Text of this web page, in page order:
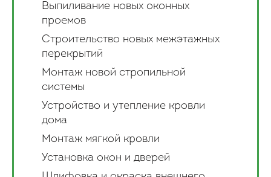
Выпиливание новых оконных
проемов
Строительство новых межэтажных
перекрытий
Монтаж новой стропильной
системы
Устройство и утепление кровли
дома
Монтаж мягкой кровли
Установка окон и дверей